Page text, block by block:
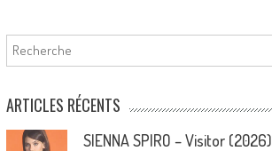
Rechercher
ARTICLES RÉCENTS
SIENNA SPIRO – Visitor (2026)